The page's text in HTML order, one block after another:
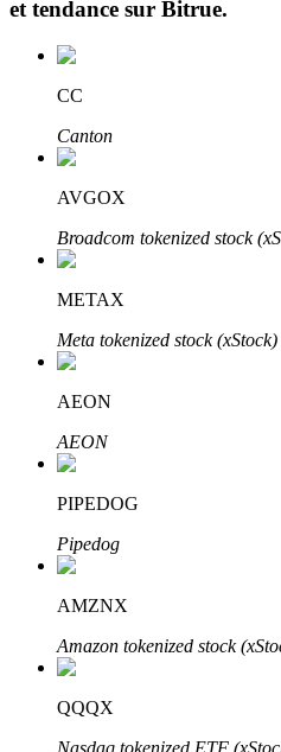
Investissement automobile
Obtenez des bénéfices à long
Apprenez le Staking
Découvrez comment gagner
Bitrue
et tendance sur Bitrue.
CC
Canton
AVGOX
Broadcom tokenized stock
METAX
Meta tokenized stock (xStock)
AEON
AEON
PIPEDOG
Pipedog
AMZNX
Amazon tokenized stock
QQQX
Nasdaq tokenized ETF